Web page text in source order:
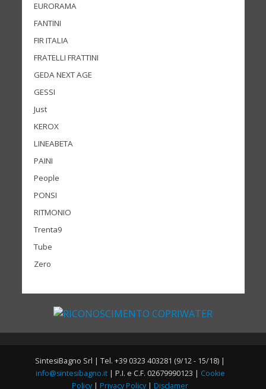
EURORAMA
FANTINI
FIR ITALIA
FRATELLI FRATTINI
GEDA NEXT AGE
GESSI
Just
KEROX
LINEABETA
PAINI
People
PONSI
RITMONIO
Trenta9
Tube
Zero
SintesiBagno Srl | Tel. +39 0323 403281 (9/12 - 15/18) |
info@sintesibagno.it| P.I. e C.F. 02679990123 | Cookie
Policy | Privacy Policy | Disclamer